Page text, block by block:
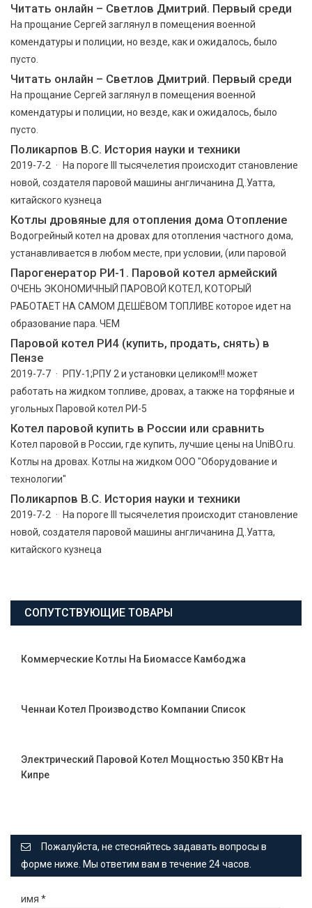
Читать онлайн – Светлов Дмитрий. Первый среди
На прощание Сергей заглянул в помещения военной
комендатуры и полиции, но везде, как и ожидалось, было
пусто.
Читать онлайн – Светлов Дмитрий. Первый среди
На прощание Сергей заглянул в помещения военной
комендатуры и полиции, но везде, как и ожидалось, было
пусто.
Поликарпов В.С. История науки и техники
2019-7-2 · На пороге III тысячелетия происходит становление
новой, создателя паровой машины англичанина Д.Уатта,
китайского кузнеца
Котлы дровяные для отопления дома Отопление
Водогрейный котел на дровах для отопления частного дома,
устанавливается в любом месте, при условии, (или паровой
Парогенератор РИ-1. Паровой котел армейский
ОЧЕНЬ ЭКОНОМИЧНЫЙ ПАРОВОЙ КОТЕЛ, КОТОРЫЙ
РАБОТАЕТ НА САМОМ ДЕШЁВОМ ТОПЛИВЕ которое идет на
образование пара. ЧЕМ
Паровой котел РИ4 (купить, продать, снять) в
Пензе
2019-7-7 · РПУ-1;РПУ 2 и установки целиком!!! может
работать на жидком топливе, дровах, а также на торфяные и
угольных Паровой котел РИ-5
Котел паровой купить в России или сравнить
Котел паровой в России, где купить, лучшие цены на UniBO.ru.
Котлы на дровах. Котлы на жидком ООО "Оборудование и
технологии"
Поликарпов В.С. История науки и техники
2019-7-2 · На пороге III тысячелетия происходит становление
новой, создателя паровой машины англичанина Д.Уатта,
китайского кузнеца
СОПУТСТВУЮЩИЕ ТОВАРЫ
Коммерческие Котлы На Биомассе Камбоджа
Ченнаи Котел Производство Компании Список
Электрический Паровой Котел Мощностью 350 КВт На
Кипре
Пожалуйста, не стесняйтесь задавать вопросы в
форме ниже. Мы ответим вам в течение 24 часов.
имя *